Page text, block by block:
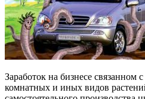
Заработок на бизнесе
комнатных и иных видов